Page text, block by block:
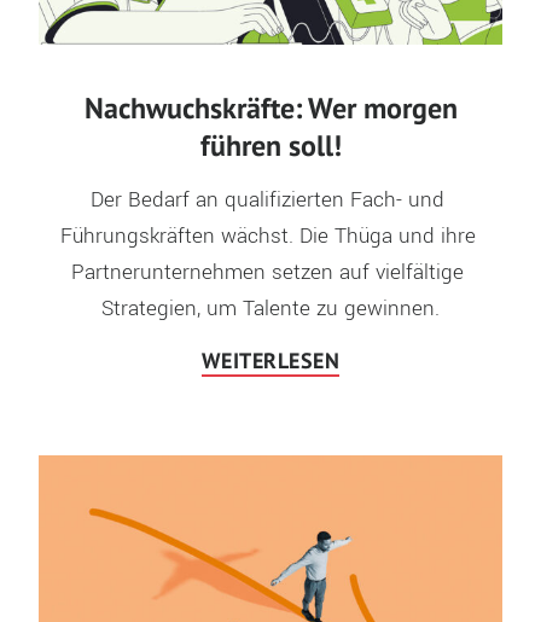
Nachwuchskräfte: Wer morgen
führen soll!
Der Bedarf an qualifizierten Fach- und
Führungskräften wächst. Die Thüga und ihre
Partnerunternehmen setzen auf vielfältige
Strategien, um Talente zu gewinnen.
WEITERLESEN